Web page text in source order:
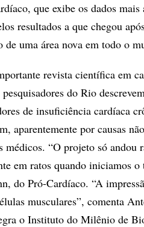
que exibe os dados mais
resultados a que chegou
uma área nova em todo o
revista científica em
do Rio
de insuficiência cardíaca
aparentemente por causas
médicos. “O projeto só andou
em ratos quando iniciamos o
do Pró-Cardíaco. “A
musculares”, comenta
o Instituto do Milênio de